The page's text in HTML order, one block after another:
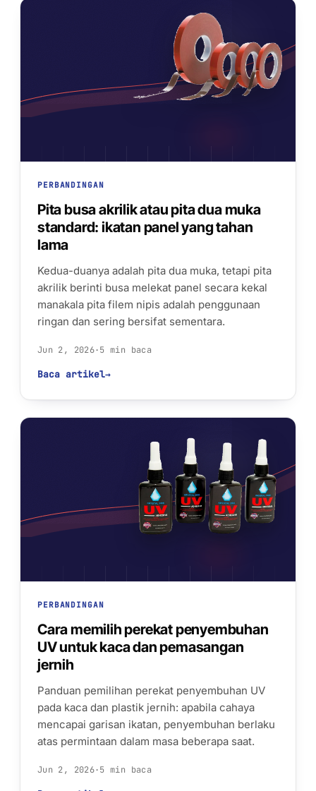
PERBANDINGAN
Pita busa akrilik atau pita dua muka
standard: ikatan panel yang tahan
lama
Kedua-duanya adalah pita dua muka, tetapi pita
akrilik berinti busa melekat panel secara kekal
manakala pita filem nipis adalah penggunaan
ringan dan sering bersifat sementara.
Jun 2, 2026·5 min baca
Baca artikel→
PERBANDINGAN
Cara memilih perekat penyembuhan
UV untuk kaca dan pemasangan
jernih
Panduan pemilihan perekat penyembuhan UV
pada kaca dan plastik jernih: apabila cahaya
mencapai garisan ikatan, penyembuhan berlaku
atas permintaan dalam masa beberapa saat.
Jun 2, 2026·5 min baca